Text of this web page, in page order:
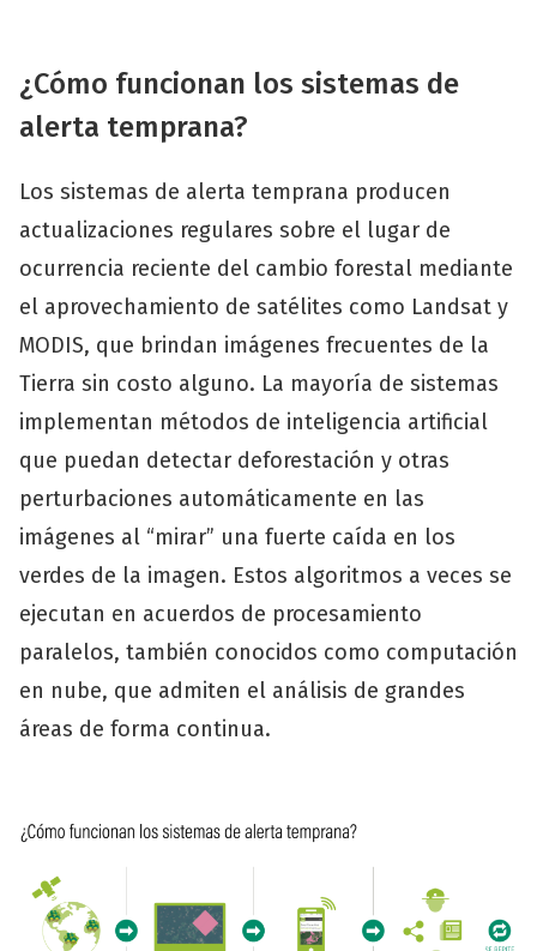
¿Cómo funcionan los sistemas de
alerta temprana?
Los sistemas de alerta temprana producen
actualizaciones regulares sobre el lugar de
ocurrencia reciente del cambio forestal mediante
el aprovechamiento de satélites como Landsat y
MODIS, que brindan imágenes frecuentes de la
Tierra sin costo alguno. La mayoría de sistemas
implementan métodos de inteligencia artificial
que puedan detectar deforestación y otras
perturbaciones automáticamente en las
imágenes al “mirar” una fuerte caída en los
verdes de la imagen. Estos algoritmos a veces se
ejecutan en acuerdos de procesamiento
paralelos, también conocidos como computación
en nube, que admiten el análisis de grandes
áreas de forma continua.